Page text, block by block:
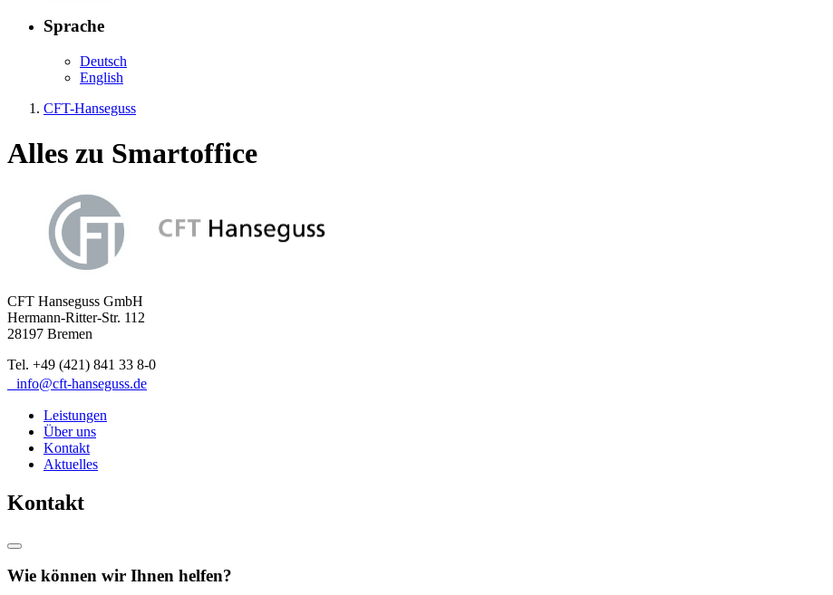
Sprache
Deutsch
English
CFT-Hanseguss
Alles zu Smartoffice
CFT Hanseguss GmbH
Hermann-Ritter-Str. 112
28197 Bremen
Tel. +49 (421) 841 33 8-0
info@cft-hanseguss.de
Leistungen
Über uns
Kontakt
Aktuelles
Kontakt
Wie können wir Ihnen helfen?